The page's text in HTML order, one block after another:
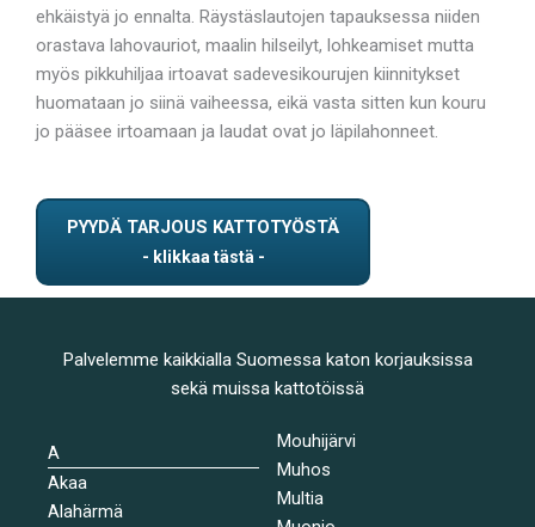
ehkäistyä jo ennalta. Räystäslautojen tapauksessa niiden
orastava lahovauriot, maalin hilseilyt, lohkeamiset mutta
myös pikkuhiljaa irtoavat sadevesikourujen kiinnitykset
huomataan jo siinä vaiheessa, eikä vasta sitten kun kouru
jo pääsee irtoamaan ja laudat ovat jo läpilahonneet.
PYYDÄ TARJOUS KATTOTYÖSTÄ
Palvelemme kaikkialla Suomessa katon korjauksissa
sekä muissa kattotöissä
A
Akaa
Alahärmä
Mouhijärvi
Muhos
Multia